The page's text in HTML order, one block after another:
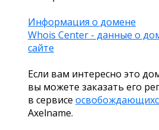
Информация о домене
Whois Center - данные о
сайте
Если вам интересно это
вы можете заказать его
в сервисе
Axelname.